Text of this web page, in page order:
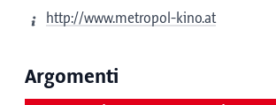
http://www.metropol-kino.at
Argomenti